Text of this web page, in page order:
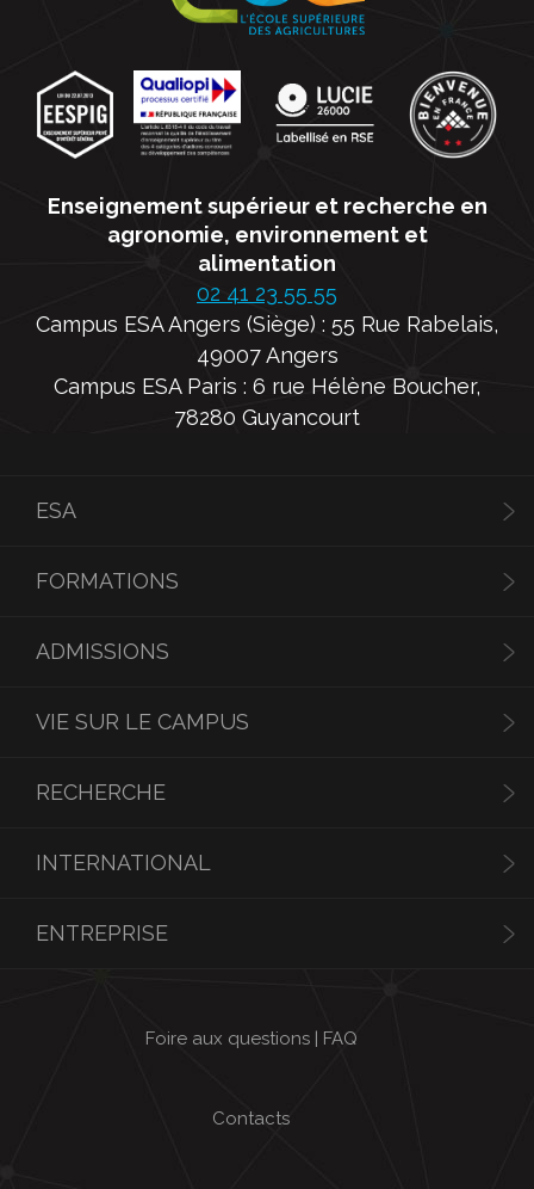
Enseignement supérieur et recherche en
agronomie, environnement et
alimentation
02 41 23 55 55
Campus ESA Angers (Siège) : 55 Rue Rabelais,
49007 Angers
Campus ESA Paris : 6 rue Hélène Boucher,
78280 Guyancourt
ESA
FORMATIONS
ADMISSIONS
VIE SUR LE CAMPUS
RECHERCHE
INTERNATIONAL
ENTREPRISE
Foire aux questions | FAQ
Contacts